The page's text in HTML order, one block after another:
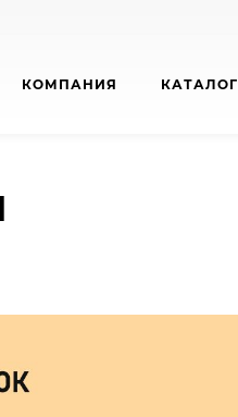
КОМПАНИЯ КАТАЛОГ